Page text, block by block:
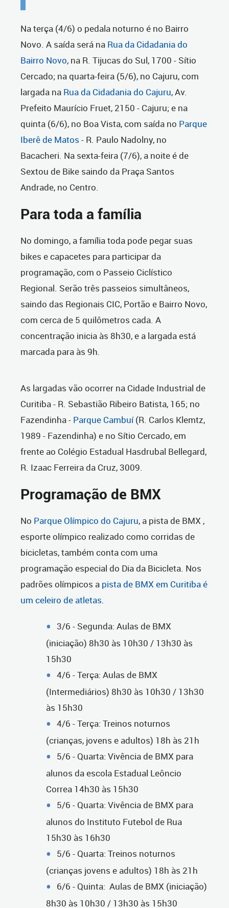
Na terça (4/6) o pedala noturno é no Bairro
Novo. A saída será na Rua da Cidadania do
Bairro Novo, na R. Tijucas do Sul, 1700 - Sítio
Cercado; na quarta-feira (5/6), no Cajuru, com
largada na Rua da Cidadania do Cajuru, Av.
Prefeito Maurício Fruet, 2150 - Cajuru; e na
quinta (6/6), no Boa Vista, com saída no Parque
Iberê de Matos - R. Paulo Nadolny, no
Bacacheri. Na sexta-feira (7/6), a noite é de
Sextou de Bike saindo da Praça Santos
Andrade, no Centro.
Para toda a família
No domingo, a família toda pode pegar suas
bikes e capacetes para participar da
programação, com o Passeio Ciclístico
Regional. Serão três passeios simultâneos,
saindo das Regionais CIC, Portão e Bairro Novo,
com cerca de 5 quilômetros cada. A
concentração inicia às 8h30, e a largada está
marcada para às 9h.
As largadas vão ocorrer na Cidade Industrial de
Curitiba - R. Sebastião Ribeiro Batista, 165; no
Fazendinha - Parque Cambuí(R. Carlos Klemtz,
1989 - Fazendinha) e no Sítio Cercado, em
frente ao Colégio Estadual Hasdrubal Bellegard,
R. Izaac Ferreira da Cruz, 3009.
Programação de BMX
No Parque Olímpico do Cajuru, a pista de BMX ,
esporte olímpico realizado como corridas de
bicicletas, também conta com uma
programação especial do Dia da Bicicleta. Nos
padrões olímpicos a pista de BMX em Curitiba é
um celeiro de atletas.
3/6 - Segunda: Aulas de BMX
(iniciação) 8h30 às 10h30 / 13h30 às
15h30
4/6 - Terça: Aulas de BMX
(Intermediários) 8h30 às 10h30 / 13h30
às 15h30
4/6 - Terça: Treinos noturnos
(crianças, jovens e adultos) 18h às 21h
5/6 - Quarta: Vivência de BMX para
alunos da escola Estadual Leôncio
Correa 14h30 às 15h30
5/6 - Quarta: Vivência de BMX para
alunos do Instituto Futebol de Rua
15h30 às 16h30
5/6 - Quarta: Treinos noturnos
(crianças jovens e adultos) 18h às 21h
6/6 - Quinta: Aulas de BMX (iniciação)
8h30 às 10h30 / 13h30 às 15h30